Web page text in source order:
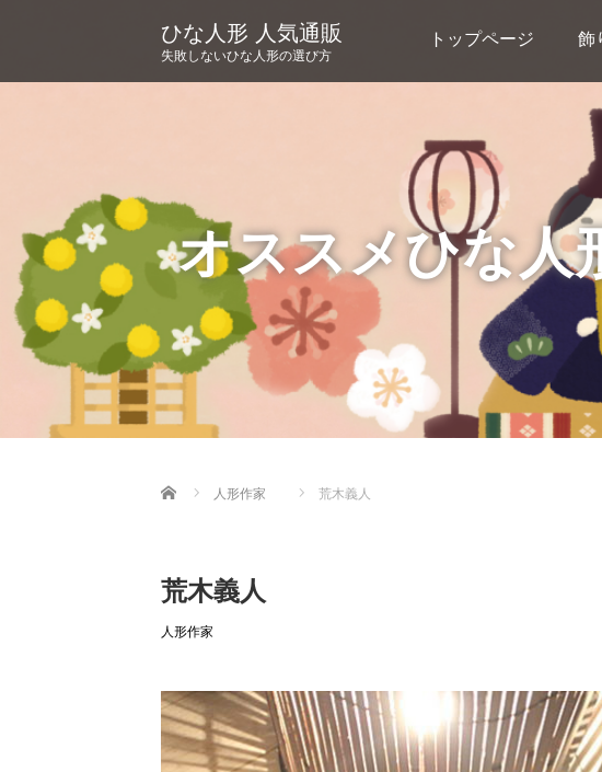
ひな人形 人気通販
失敗しないひな人形の選び方
トップページ 飾
オススメひな人
Home 人形作家 荒木義人
荒木義人
人形作家